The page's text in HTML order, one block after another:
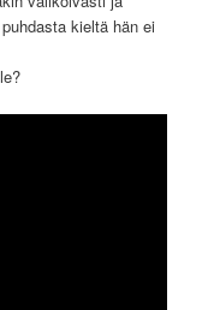
kieltä hän ei